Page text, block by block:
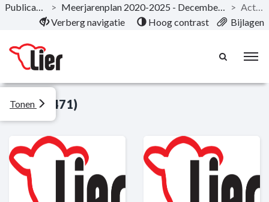
Naar hoofdinhoud
Publicaties > Meerjarenplan 2020-2025 - December 2019 >
Acties
Verberg navigatie
Hoog contrast Bijlagen
Tonen
Acties (471)